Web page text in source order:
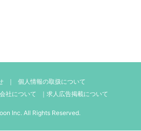
｜
個人情報の取扱について
社について ｜ 求人広告掲載について
Inc. All Rights Reserved.